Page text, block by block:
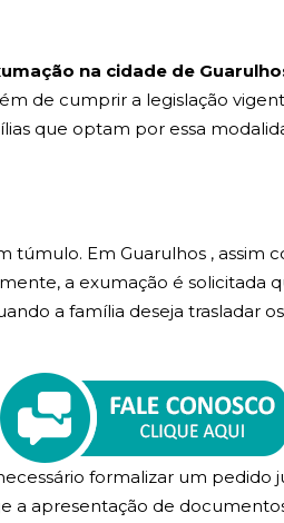
na cidade de
de cumprir a legislação
que optam por essa
túmulo. Em Guarulhos ,
a exumação é solicitada
a família deseja trasladar
formalizar um
apresentação de